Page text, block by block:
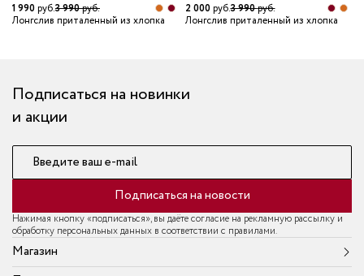
1 990руб.3 990руб.
Лонгслив приталенный из хлопка
2 000руб.3 990руб.
Лонгслив приталенный из хлопка
Подписаться на новинки
и акции
Введите ваш e-mail
Подписаться на новости
Нажимая кнопку «подписаться», вы даёте согласие на рекламную рассылку и
обработку персональных данных в соответствии с правилами.
Магазин